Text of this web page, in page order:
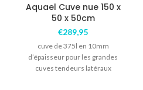
Aquael Cuve nue 150 x
50 x 50cm
€289,95
cuve de 375l en 10mm
d’épaisseur pour les grandes
cuves tendeurs latéraux